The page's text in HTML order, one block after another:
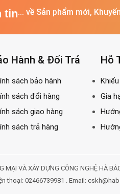
tin... về Sản phẩm mới,
Hành & Đổi Trả Hỗ
MẠI VÀ XÂY DỰNG CÔNG NGHỆ HÀ
thoại: 02466739981 . Email: